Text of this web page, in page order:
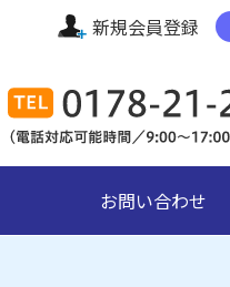
新規会員登録
お問い合わせ